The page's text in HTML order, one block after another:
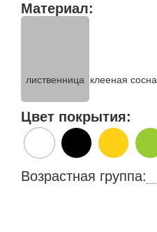
Материал:
лиственница клееная сосна
Цвет покрытия:
Возрастная группа: